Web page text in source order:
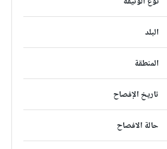
البلد
المنطقة
تاريخ الإفصاح
حالة الافصاح